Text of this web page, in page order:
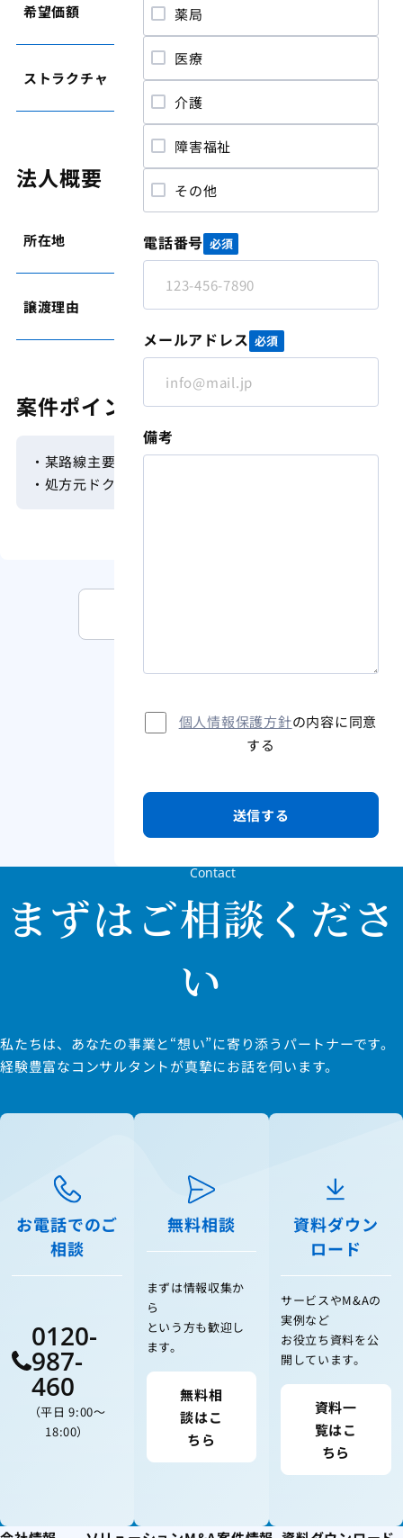
希望価額
ストラクチャ 事業譲渡
法人概要
所在地 東京都
譲渡理由 不採算整理
案件ポイント
・某路線主要駅から徒歩約7分
・処方元ドクター70代 後継者あり
薬局
医療
介護
障害福祉
その他
電話番号 必須
メールアドレス 必須
備考
個人情報保護方針の内容に同意
する
Contact
まずはご相談くださ
い
私たちは、あなたの事業と“想い”に寄り添うパートナーです。
経験豊富なコンサルタントが真摯にお話を伺います。
お電話でのご
相談
0120-
987-
460
（平日 9:00〜
18:00）
無料相談
まずは情報収集か
ら
という方も歓迎し
ます。
無料相
談はこ
ちら
資料ダウン
ロード
サービスやM&Aの
実例など
お役立ち資料を公
開しています。
資料一
覧はこ
ちら